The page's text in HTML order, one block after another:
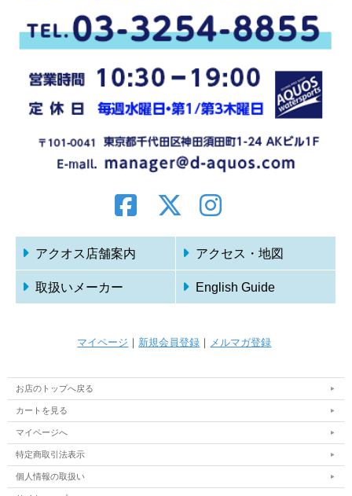
アクオス店舗案内 アクセス・地図
取扱いメーカー English Guide
マイページ ｜ 新規会員登録 ｜ メルマガ登録
お店のトップへ戻る
カートを見る
マイページへ
特定商取引法表示
個人情報の取扱い